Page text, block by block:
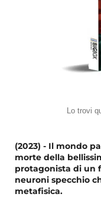
Lo trovi
(2023) - Il mondo
morte della
protagonista di un
neuroni specchio
metafisica.